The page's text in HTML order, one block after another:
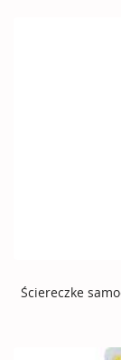
Ściereczke